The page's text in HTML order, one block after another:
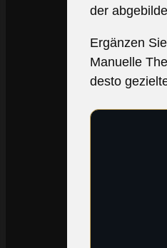
der
Ergänzen
Manuelle
desto